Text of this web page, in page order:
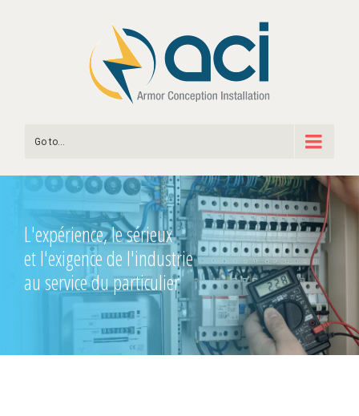
Go to...
L'expérience, le sérieux
et l'exigence de l'industrie
au service du particulier